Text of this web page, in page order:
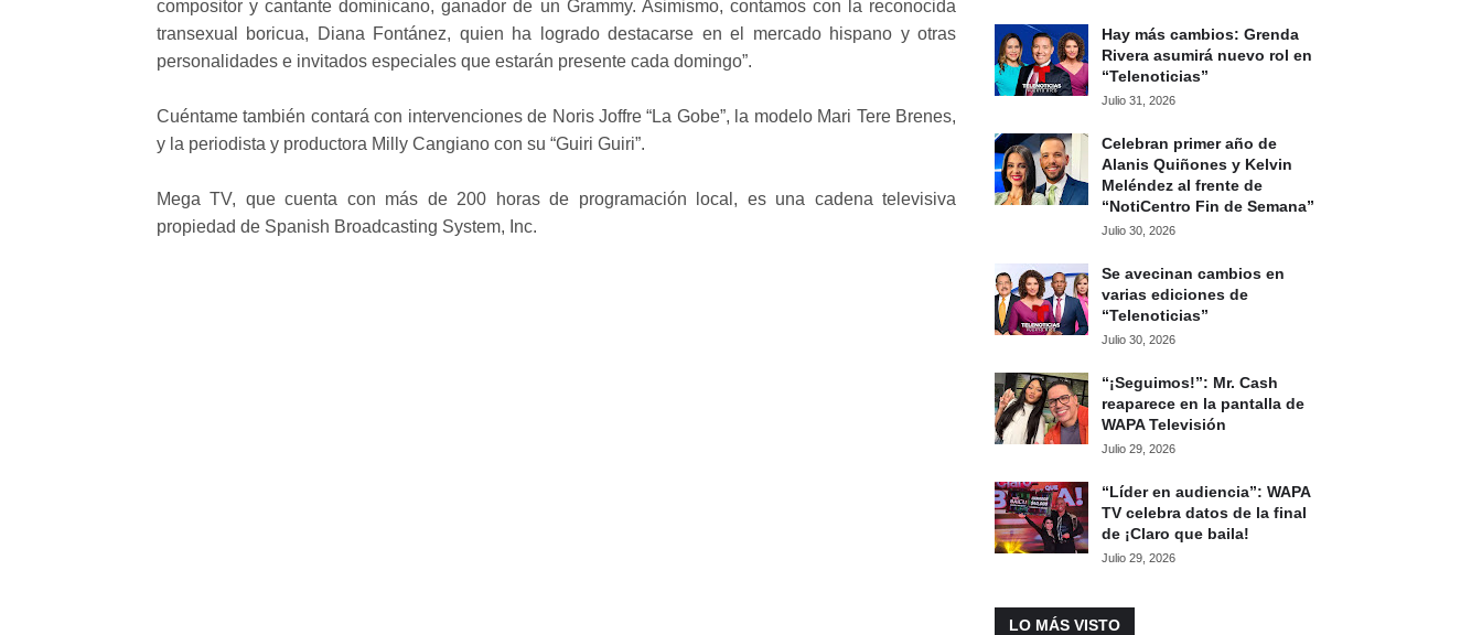
compositor y cantante dominicano, ganador de un Grammy. Asimismo, contamos con la reconocida
transexual boricua, Diana Fontánez, quien ha logrado destacarse en el mercado hispano y otras
personalidades e invitados especiales que estarán presente cada domingo”.
Cuéntame también contará con intervenciones de Noris Joffre “La Gobe”, la modelo Mari Tere Brenes,
y la periodista y productora Milly Cangiano con su “Guiri Guiri”.
Mega TV, que cuenta con más de 200 horas de programación local, es una cadena televisiva
propiedad de Spanish Broadcasting System, Inc.
Hay más cambios: Grenda
Rivera asumirá nuevo rol en
“Telenoticias”
Julio 31, 2026
Celebran primer año de
Alanis Quiñones y Kelvin
Meléndez al frente de
“NotiCentro Fin de Semana”
Julio 30, 2026
Se avecinan cambios en
varias ediciones de
“Telenoticias”
Julio 30, 2026
“¡Seguimos!”: Mr. Cash
reaparece en la pantalla de
WAPA Televisión
Julio 29, 2026
“Líder en audiencia”: WAPA
TV celebra datos de la final
de ¡Claro que baila!
Julio 29, 2026
LO MÁS VISTO